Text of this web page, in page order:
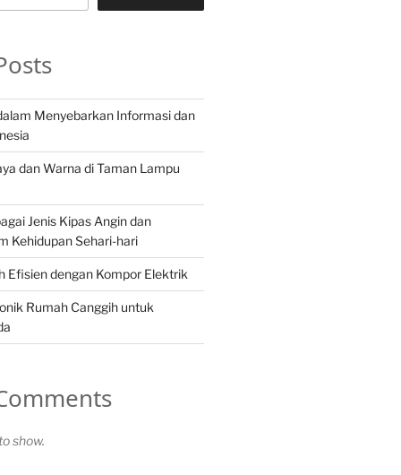
Menyebarkan Informasi dan
dan Warna di Taman Lampu
Jenis Kipas Angin dan
Kehidupan Sehari-hari
Efisien dengan Kompor Elektrik
Rumah Canggih untuk
show.